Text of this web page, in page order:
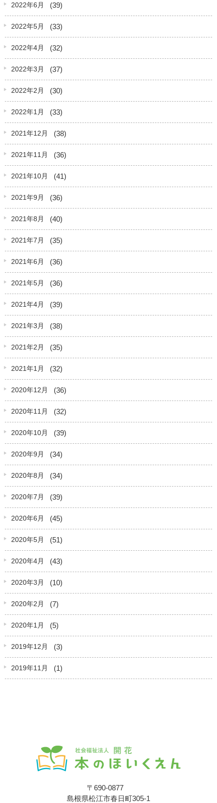
2022年6月 (39)
2022年5月 (33)
2022年4月 (32)
2022年3月 (37)
2022年2月 (30)
2022年1月 (33)
2021年12月 (38)
2021年11月 (36)
2021年10月 (41)
2021年9月 (36)
2021年8月 (40)
2021年7月 (35)
2021年6月 (36)
2021年5月 (36)
2021年4月 (39)
2021年3月 (38)
2021年2月 (35)
2021年1月 (32)
2020年12月 (36)
2020年11月 (32)
2020年10月 (39)
2020年9月 (34)
2020年8月 (34)
2020年7月 (39)
2020年6月 (45)
2020年5月 (51)
2020年4月 (43)
2020年3月 (10)
2020年2月 (7)
2020年1月 (5)
2019年12月 (3)
2019年11月 (1)
〒690-0877
島根県松江市春日町305-1